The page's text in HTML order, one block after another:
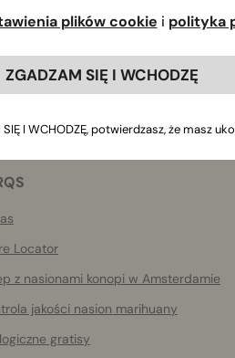
Locator
z nasionami konopi w Amsterdamie
jakości nasion marihuany
gratisy
plików cookie i polityka
ZGADZAM SIĘ I WCHODZĘ
I WCHODZĘ, potwierdzasz, że masz